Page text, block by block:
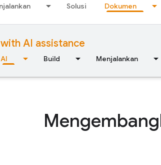
Solusi Dokumen
AI assistance
AI Build Menjalankan